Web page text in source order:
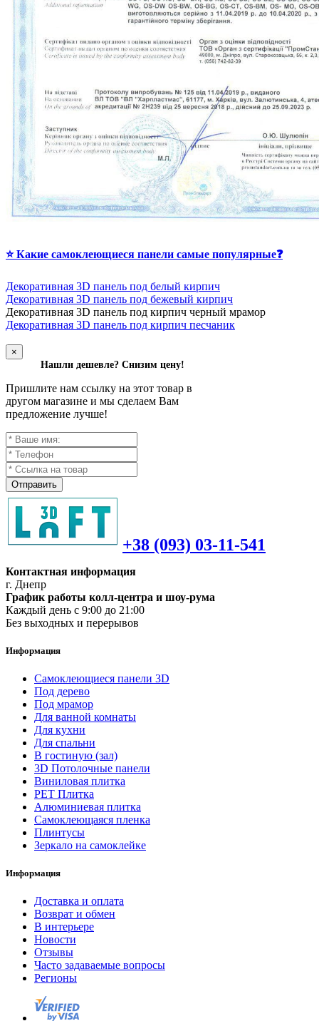
⭐ Какие самоклеющиеся панели самые популярные❓
Декоративная 3D панель под белый кирпич
Декоративная 3D панель под бежевый кирпич
Декоративная 3D панель под кирпич черный мрамор
Декоративная 3D панель под кирпич песчаник
×
Нашли дешевле? Снизим цену!
Пришлите нам ссылку на этот товар в
другом магазине и мы сделаем Вам
предложение лучше!
Отправить
+38 (093) 03-11-541
Контактная информация
г. Днепр
График работы колл-центра и шоу-рума
Каждый день с 9:00 до 21:00
Без выходных и перерывов
Информация
Самоклеющиеся панели 3D
Под дерево
Под мрамор
Для ванной комнаты
Для кухни
Для спальни
В гостиную (зал)
3D Потолочные панели
Виниловая плитка
PET Плитка
Алюминиевая плитка
Самоклеющаяся пленка
Плинтусы
Зеркало на самоклейке
Информация
Доставка и оплата
Возврат и обмен
В интерьере
Новости
Отзывы
Часто задаваемые вопросы
Регионы